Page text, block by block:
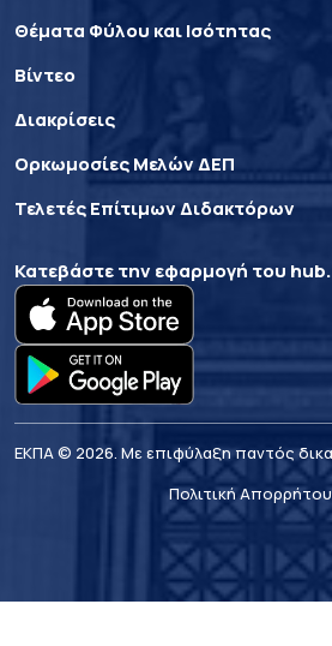
Θέματα Φύλου και Ισότητας
Βίντεο
Διακρίσεις
Ορκωμοσίες Μελών ΔΕΠ
Τελετές Επίτιμων Διδακτόρων
Κατεβάστε την εφαρμογή του
ΕΚΠΑ © 2026. Με επιφύλαξη παντός
Πολιτική Απορρήτου